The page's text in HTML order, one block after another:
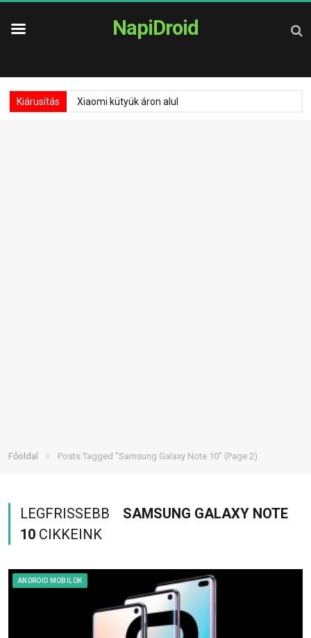
NapiDroid
Kiárusítás Xiaomi kütyük áron alul
Főoldal » Posts Tagged "Samsung Galaxy Note 10" (Page 2)
LEGFRISSEBB
SAMSUNG GALAXY NOTE
10 CIKKEINK
ANDROID MOBILOK